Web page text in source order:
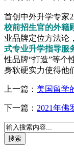
首创中外升学专家
校前招生官的外籍
业品牌定位方法论
式专业升学指导服
性品牌“打造”等个
身软硬实力使得他
上一篇： 美国留学
下一篇： 2021年佛